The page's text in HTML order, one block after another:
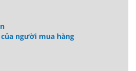
người mua hàng